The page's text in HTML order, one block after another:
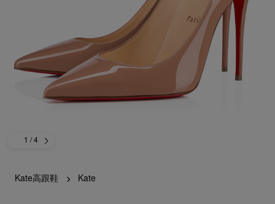
1 / 4
Kate高跟鞋 Kate